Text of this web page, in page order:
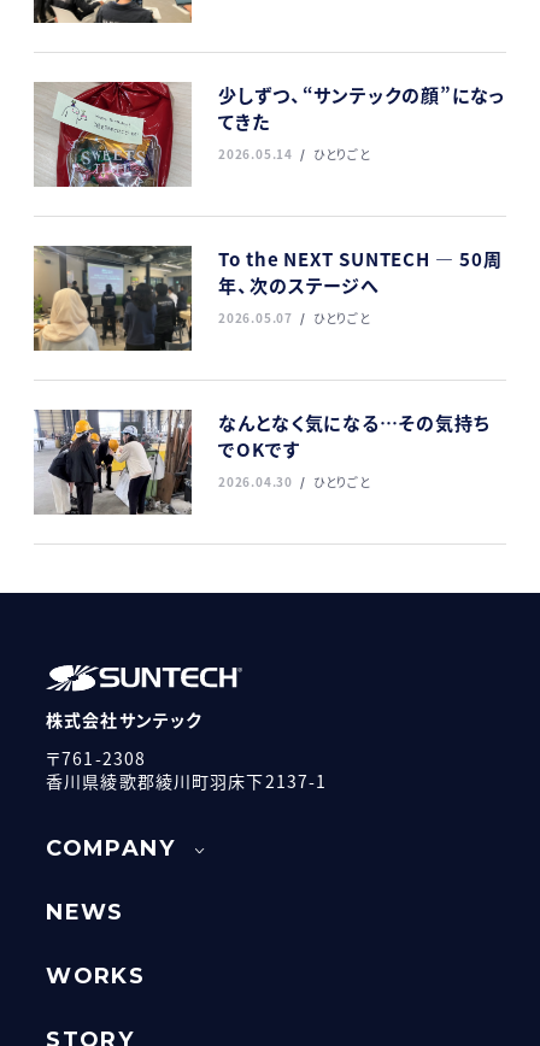
少しずつ、“サンテックの顔”になっ
てきた
2026.05.14 ひとりごと
To the NEXT SUNTECH ― 50周
年、次のステージへ
2026.05.07 ひとりごと
なんとなく気になる…その気持ち
でOKです
2026.04.30 ひとりごと
株式会社サンテック
〒761-2308
香川県綾歌郡綾川町羽床下2137-1
COMPANY
NEWS
WORKS
STORY